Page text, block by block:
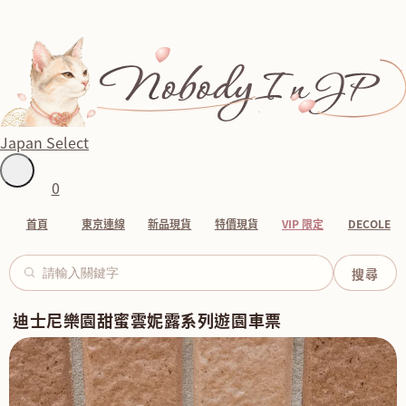
Japan Select
0
首頁 東京連線 新品現貨 特價現貨 VIP 限定 DECOLE
迪士尼樂園甜蜜雲妮露系列遊園車票